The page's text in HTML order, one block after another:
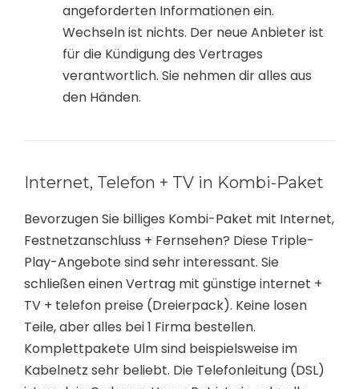
angeforderten Informationen ein.
Wechseln ist nichts. Der neue Anbieter ist
für die Kündigung des Vertrages
verantwortlich. Sie nehmen dir alles aus
den Händen.
Internet, Telefon + TV in Kombi-Paket
Bevorzugen Sie billiges Kombi-Paket mit Internet,
Festnetzanschluss + Fernsehen? Diese Triple-
Play-Angebote sind sehr interessant. Sie
schließen einen Vertrag mit günstige internet +
TV + telefon preise (Dreierpack). Keine losen
Teile, aber alles bei 1 Firma bestellen.
Komplettpakete Ulm sind beispielsweise im
Kabelnetz sehr beliebt. Die Telefonleitung (DSL)